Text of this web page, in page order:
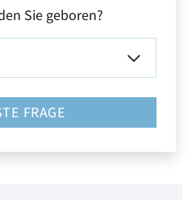
Sie geboren?
FRAGE